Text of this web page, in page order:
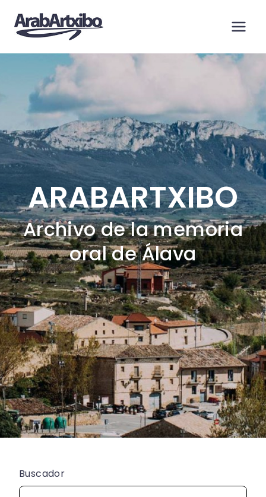
contenido
ARABARTXIBO
Archivo de la memoria
oral de Álava
Buscador